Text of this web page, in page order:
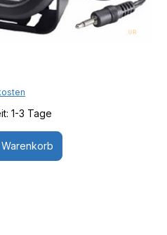
1-3 Tage
Warenkorb